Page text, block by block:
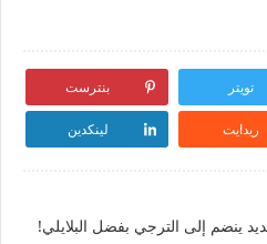
تويتر بنترست
ريدايت لينكدين
ينضم إلى الترجي بفضل البلايلي!